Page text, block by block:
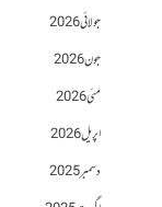
جولائی 2026
جون 2026
مئی 2026
اپریل 2026
دسمبر 2025